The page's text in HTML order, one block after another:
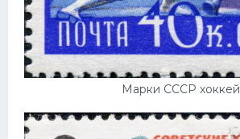
Марки СССР хоккей